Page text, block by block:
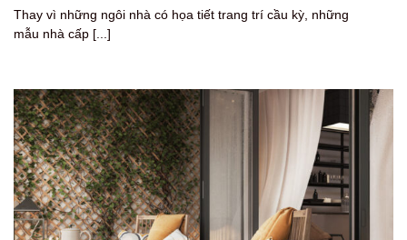
Thay vì những ngôi nhà có họa tiết trang trí cầu kỳ, những
mẫu nhà cấp [...]